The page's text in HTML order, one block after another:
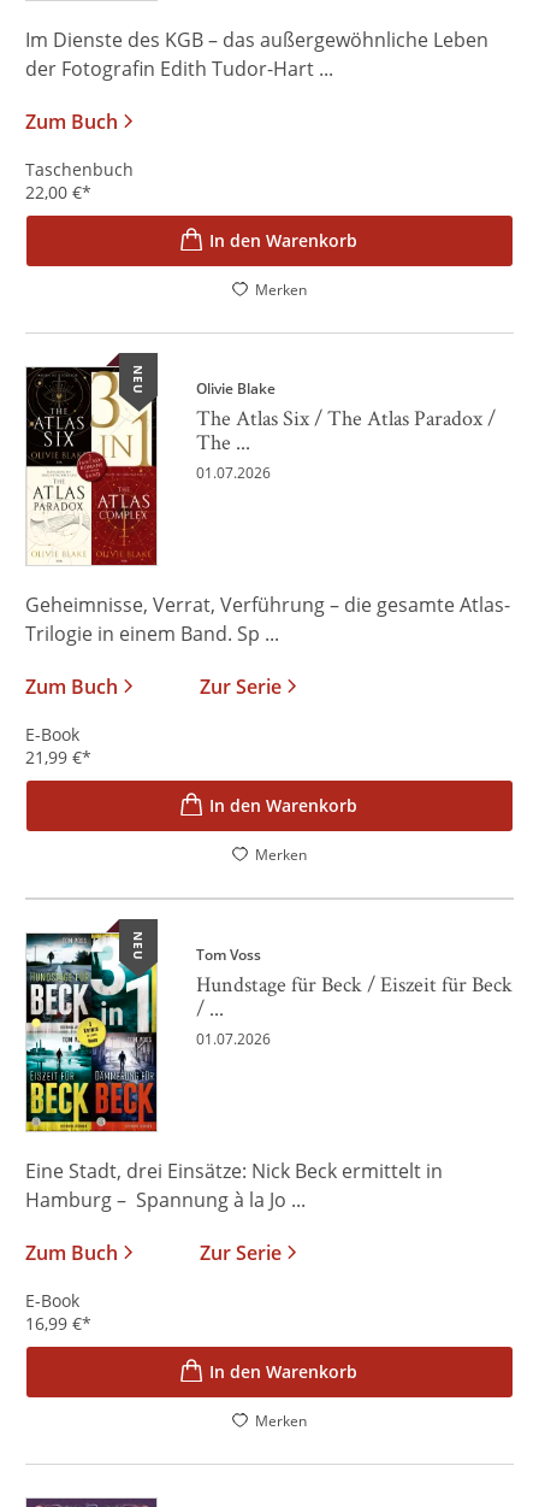
Im Dienste des KGB – das außergewöhnliche Leben
der Fotografin Edith Tudor-Hart ...
Zum Buch
Taschenbuch
22,00 €*
In den Warenkorb
Merken
NEU Olivie Blake
The Atlas Six / The Atlas Paradox /
The ...
01.07.2026
Geheimnisse, Verrat, Verführung – die gesamte Atlas-
Trilogie in einem Band. Sp ...
Zum Buch
Zur Serie
E-Book
21,99 €*
In den Warenkorb
Merken
NEU Tom Voss
Hundstage für Beck / Eiszeit für Beck
/ ...
01.07.2026
Eine Stadt, drei Einsätze: Nick Beck ermittelt in
Hamburg – Spannung à la Jo ...
Zum Buch
Zur Serie
E-Book
16,99 €*
In den Warenkorb
Merken